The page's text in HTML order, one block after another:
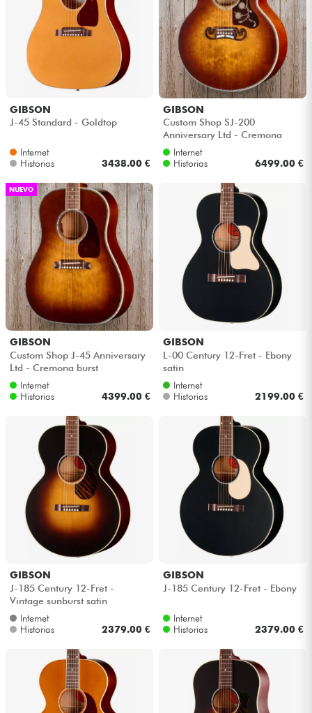
Vientos
Violines y cuarteto
Niños
Cables & Acces.
Bundle
Ver nuestras marcas
GIBSON
J-45 Standard - Goldtop
Internet
Historias
3438.00 €
GIBSON
Custom Shop SJ-200
Anniversary Ltd - Cremona
burstInternet
Historias
6499.00 €
NUEVO
GIBSON
Custom Shop J-45 Anniversary
Ltd - Cremona burst
Internet
Historias
4399.00 €
GIBSON
L-00 Century 12-Fret - Ebony
satin
Internet
Historias
2199.00 €
GIBSON
J-185 Century 12-Fret -
Vintage sunburst satin
Internet
Historias
2379.00 €
GIBSON
J-185 Century 12-Fret - Ebony
Internet
Historias
2379.00 €